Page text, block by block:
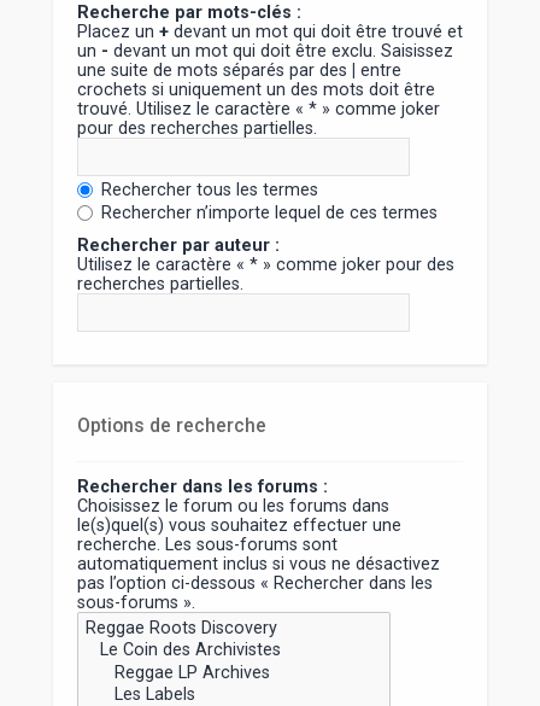
Recherche par mots-clés :
Placez un +devant un mot qui doit être trouvé et
un - devant un mot qui doit être exclu. Saisissez
une suite de mots séparés par des | entre
crochets si uniquement un des mots doit être
trouvé. Utilisez le caractère « * » comme joker
pour des recherches partielles.
Rechercher tous les termes
Rechercher n’importe lequel de ces termes
Rechercher par auteur :
Utilisez le caractère « * » comme joker pour des
recherches partielles.
Options de recherche
Rechercher dans les forums :
Choisissez le forum ou les forums dans
le(s)quel(s) vous souhaitez effectuer une
recherche. Les sous-forums sont
automatiquement inclus si vous ne désactivez
pas l’option ci-dessous « Rechercher dans les
sous-forums ».